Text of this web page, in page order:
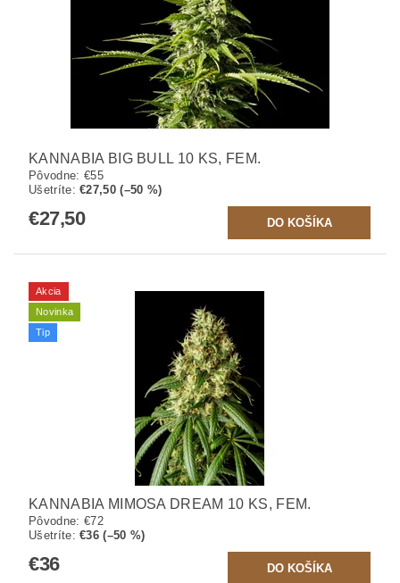
KANNABIA BIG BULL 10 KS, FEM.
Pôvodne: €55
Ušetríte:€27,50 (–50 %)
€27,50
Akcia
Novinka
Tip
KANNABIA MIMOSA DREAM 10 KS, FEM.
Pôvodne: €72
Ušetríte:€36 (–50 %)
€36